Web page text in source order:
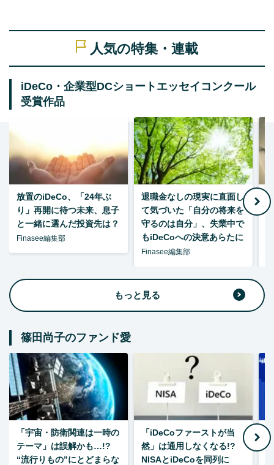
人気の特集・連載
iDeCo・企業型DCショートエッセイコンクール
受賞作品
放置のiDeCo、「24年ぶ
り」再開に待つ未来、息子
と一緒に選んだ投資先は？
Finasee編集部
退職金なしの現実に直面し
て気づいた「自分の将来を
守るのは自分」、失業中で
もiDeCoへの決意あらたに
Finasee編集部
もっと見る
篠田尚子のファンド愛
「宇宙・防衛関連は一時の
テーマ」は誤解かも…!?
“流行りもの”にとどまらな
「iDeCoファーストが当
然」は通用しなくなる!?
NISAとiDeCoを同列に